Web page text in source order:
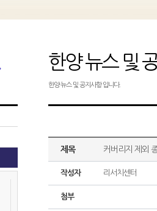
한양 뉴스 및
한양 뉴스 및 공지사항 입니다.
제목 커버리지 제외
작성자 리서치센터
첨부